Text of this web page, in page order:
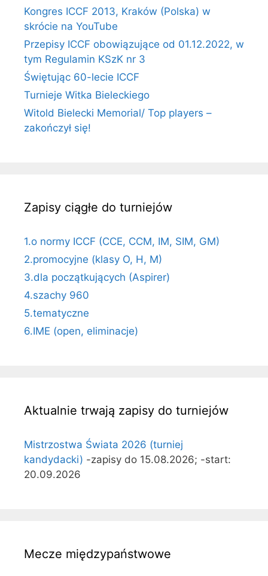
Kongres ICCF 2013, Kraków (Polska) w
skrócie na YouTube
Przepisy ICCF obowiązujące od 01.12.2022, w
tym Regulamin KSzK nr 3
Świętując 60-lecie ICCF
Turnieje Witka Bieleckiego
Witold Bielecki Memorial/ Top players –
zakończył się!
Zapisy ciągłe do turniejów
1.o normy ICCF (CCE, CCM, IM, SIM, GM)
2.promocyjne (klasy O, H, M)
3.dla początkujących (Aspirer)
4.szachy 960
5.tematyczne
6.IME (open, eliminacje)
Aktualnie trwają zapisy do turniejów
Mistrzostwa Świata 2026 (turniej
kandydacki) -zapisy do 15.08.2026; -start:
20.09.2026
Mecze międzypaństwowe